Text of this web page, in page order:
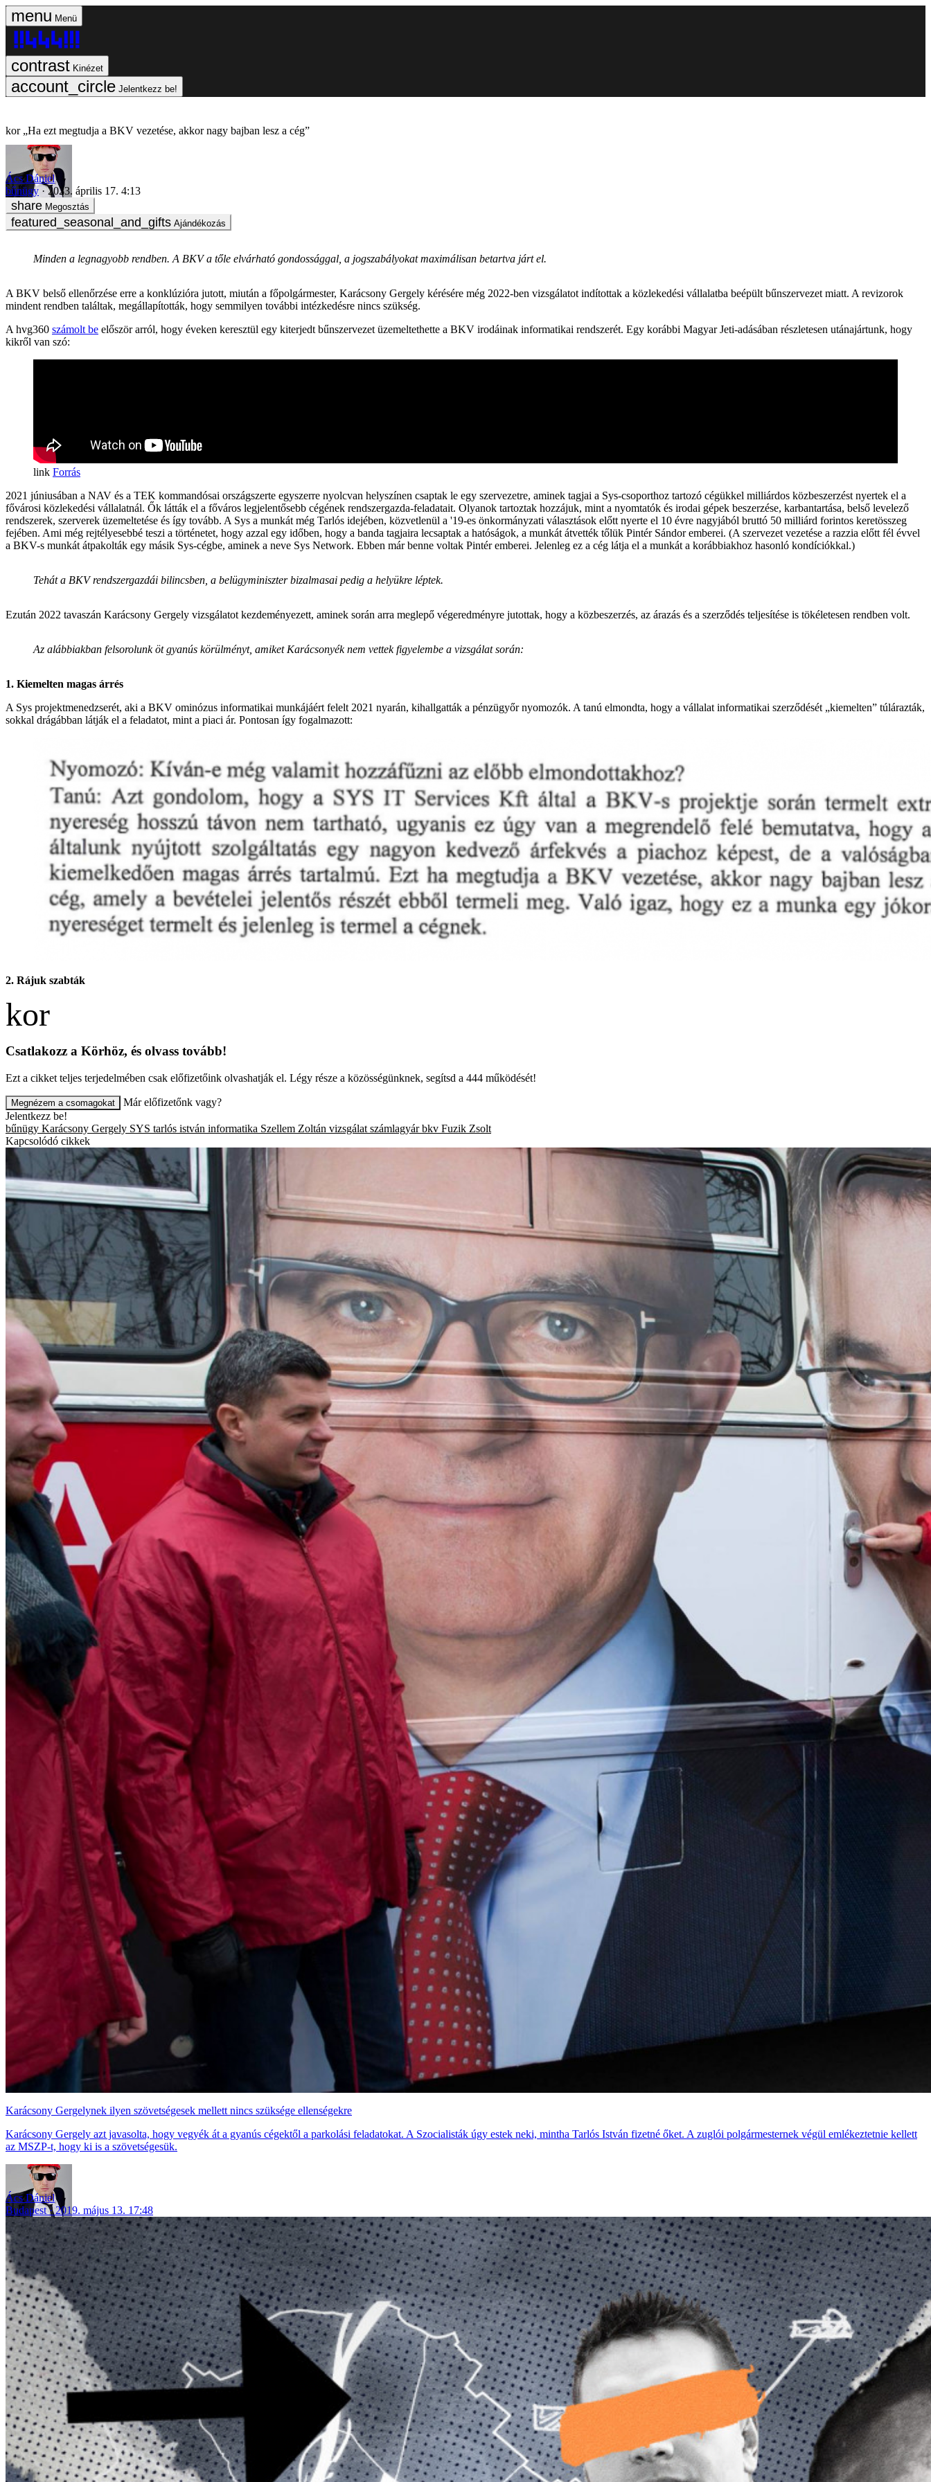
Menü
Kinézet
Jelentkezz be!
„Ha ezt megtudja a BKV vezetése, akkor nagy bajban lesz a cég”
Ács Dániel
bűnügy
2023. április 17. 4:13
Megosztás
Ajándékozás
Minden a legnagyobb rendben. A BKV a tőle elvárható gondossággal, a jogszabályokat maximálisan betartva járt el.
A BKV belső ellenőrzése erre a konklúzióra jutott, miután a főpolgármester, Karácsony Gergely kérésére még 2022-ben vizsgálatot indítottak a közlekedési vállalatba beépült bűnszervezet miatt. A revizorok
mindent rendben találtak, megállapították, hogy semmilyen további intézkedésre nincs szükség.
A hvg360 számolt be először arról, hogy éveken keresztül egy kiterjedt bűnszervezet üzemeltethette a BKV irodáinak informatikai rendszerét. Egy korábbi Magyar Jeti-adásában részletesen utánajártunk, hogy
kikről van szó:
Forrás
2021 júniusában a NAV és a TEK kommandósai országszerte egyszerre nyolcvan helyszínen csaptak le egy szervezetre, aminek tagjai a Sys-csoporthoz tartozó cégükkel milliárdos közbeszerzést nyertek el a
fővárosi közlekedési vállalatnál. Ők látták el a főváros legjelentősebb cégének rendszergazda-feladatait. Olyanok tartoztak hozzájuk, mint a nyomtatók és irodai gépek beszerzése, karbantartása, belső levelező
rendszerek, szerverek üzemeltetése és így tovább. A Sys a munkát még Tarlós idejében, közvetlenül a '19-es önkormányzati választások előtt nyerte el 10 évre nagyjából bruttó 50 milliárd forintos keretösszeg
fejében. Ami még rejtélyesebbé teszi a történetet, hogy azzal egy időben, hogy a banda tagjaira lecsaptak a hatóságok, a munkát átvették tőlük Pintér Sándor emberei. (A szervezet vezetése a razzia előtt fél évvel
a BKV-s munkát átpakolták egy másik Sys-cégbe, aminek a neve Sys Network. Ebben már benne voltak Pintér emberei. Jelenleg ez a cég látja el a munkát a korábbiakhoz hasonló kondíciókkal.)
Tehát a BKV rendszergazdái bilincsben, a belügyminiszter bizalmasai pedig a helyükre léptek.
Ezután 2022 tavaszán Karácsony Gergely vizsgálatot kezdeményezett, aminek során arra meglepő végeredményre jutottak, hogy a közbeszerzés, az árazás és a szerződés teljesítése is tökéletesen rendben volt.
Az alábbiakban felsorolunk öt gyanús körülményt, amiket Karácsonyék nem vettek figyelembe a vizsgálat során:
1. Kiemelten magas árrés
A Sys projektmenedzserét, aki a BKV ominózus informatikai munkájáért felelt 2021 nyarán, kihallgatták a pénzügyőr nyomozók. A tanú elmondta, hogy a vállalat informatikai szerződését „kiemelten” túlárazták,
sokkal drágábban látják el a feladatot, mint a piaci ár. Pontosan így fogalmazott:
2. Rájuk szabták
Csatlakozz a Körhöz, és olvass tovább!
Ezt a cikket teljes terjedelmében csak előfizetőink olvashatják el. Légy része a közösségünknek, segítsd a 444 működését!
Megnézem a csomagokat
Már előfizetőnk vagy?
Jelentkezz be!
bűnügy Karácsony Gergely SYS tarlós istván informatika Szellem Zoltán vizsgálat számlagyár bkv Fuzik Zsolt
Kapcsolódó cikkek
Karácsony Gergelynek ilyen szövetségesek mellett nincs szüksége ellenségekre
Karácsony Gergely azt javasolta, hogy vegyék át a gyanús cégektől a parkolási feladatokat. A Szocialisták úgy estek neki, mintha Tarlós István fizetné őket. A zuglói polgármesternek végül emlékeztetnie kellett
az MSZP-t, hogy ki is a szövetségesük.
Ács Dániel
Budapest
2019. május 13. 17:48